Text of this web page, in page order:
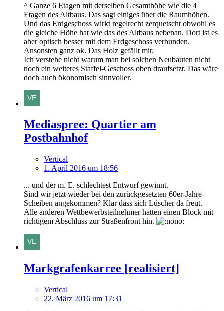
^ Ganze 6 Etagen mit derselben Gesamthöhe wie die 4
Etagen des Altbaus. Das sagt einiges über die Raumhöhen.
Und das Erdgeschoss wirkt regelrecht zerquetscht obwohl es
die gleiche Höhe hat wie das des Altbaus nebenan. Dort ist es
aber optisch besser mit dem Erdgeschoss verbunden.
Ansonsten ganz ok. Das Holz gefällt mir.
Ich verstehe nicht warum man bei solchen Neubauten nicht
noch ein weiteres Staffel-Geschoss oben draufsetzt. Das wäre
doch auch ökonomisch sinnvoller.
Mediaspree: Quartier am
Postbahnhof
Vertical
1. April 2016 um 18:56
... und der m. E. schlechtest Entwurf gewinnt.
Sind wir jetzt wieder bei den zurückgesetzten 60er-Jahre-
Scheiben angekommen? Klar dass sich Lüscher da freut.
Alle anderen Wettbewerbsteilnehmer hatten einen Block mit
richtigem Abschluss zur Straßenfront hin.
Markgrafenkarree [realisiert]
Vertical
22. März 2016 um 17:31